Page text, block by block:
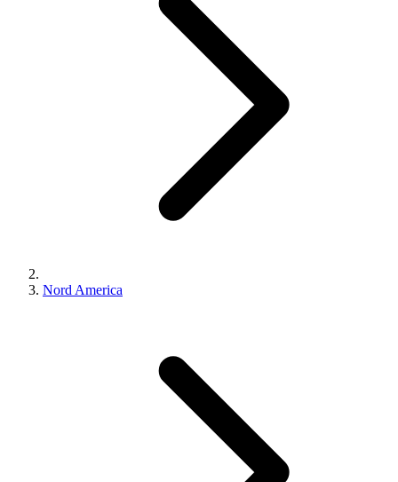
Nord America